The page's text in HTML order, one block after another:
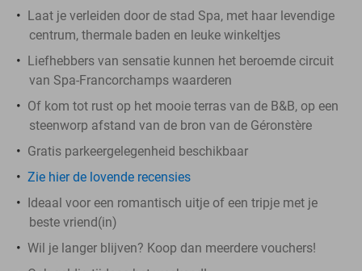
Laat je verleiden door de stad Spa, met haar levendige
centrum, thermale baden en leuke winkeltjes
Liefhebbers van sensatie kunnen het beroemde circuit
van Spa-Francorchamps waarderen
Of kom tot rust op het mooie terras van de B&B, op een
steenworp afstand van de bron van de Géronstère
Gratis parkeergelegenheid beschikbaar
Zie hier de lovende recensies
Ideaal voor een romantisch uitje of een tripje met je
beste vriend(in)
Wil je langer blijven? Koop dan meerdere vouchers!